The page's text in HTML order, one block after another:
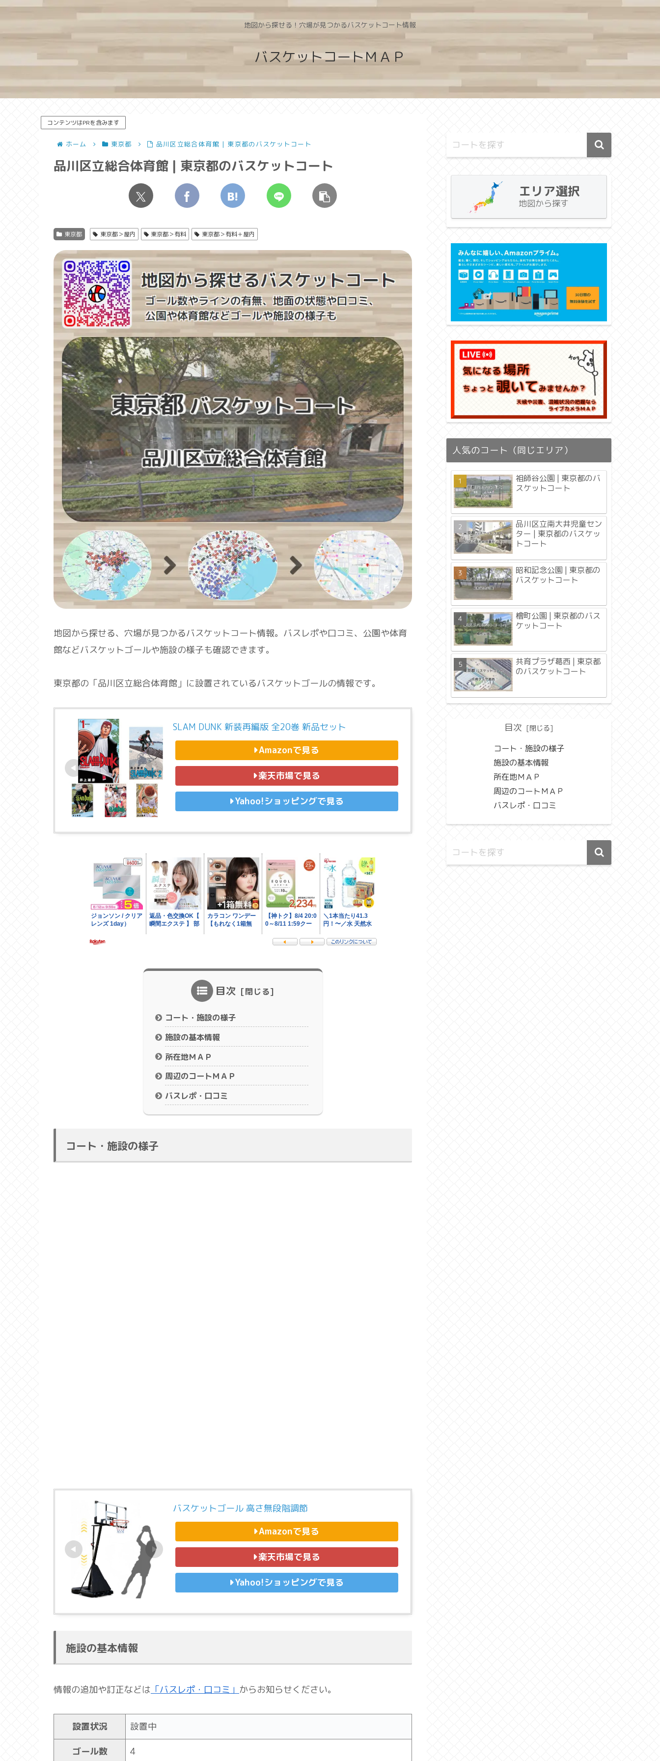
地図から探せる！穴場が見つかるバスケットコート情報
バスケットコートＭＡＰ
コンテンツはPRを含みます
ホーム 東京都 品川区立総合体育館 | 東京都のバスケットコート
品川区立総合体育館 | 東京都のバスケットコート
東京都 東京都＞屋内 東京都＞有料 東京都＞有料＋屋内
地図から探せる、穴場が見つかるバスケットコート情報。バスレポや口コミ、公園や体育
館などバスケットゴールや施設の様子も確認できます。
東京都の「品川区立総合体育館」に設置されているバスケットゴールの情報です。
SLAM DUNK 新装再編版 全20巻 新品セット
Amazonで見る
楽天市場で見る
Yahoo!ショッピングで見る
目次
コート・施設の様子
施設の基本情報
所在地ＭＡＰ
周辺のコートＭＡＰ
バスレポ・口コミ
コート・施設の様子
バスケットゴール 高さ無段階調節
Amazonで見る
楽天市場で見る
Yahoo!ショッピングで見る
施設の基本情報
情報の追加や訂正などは 「バスレポ・口コミ」 からお知らせください。
設置状況 設置中
ゴール数 4
エリア選択
地図から探す
人気のコート（同じエリア）
祖師谷公園 | 東京都のバ
スケットコート
品川区立南大井児童セン
ター | 東京都のバスケッ
トコート
昭和記念公園 | 東京都の
バスケットコート
檜町公園 | 東京都のバス
ケットコート
共育プラザ葛西 | 東京都
のバスケットコート
目次
コート・施設の様子
施設の基本情報
所在地ＭＡＰ
周辺のコートＭＡＰ
バスレポ・口コミ